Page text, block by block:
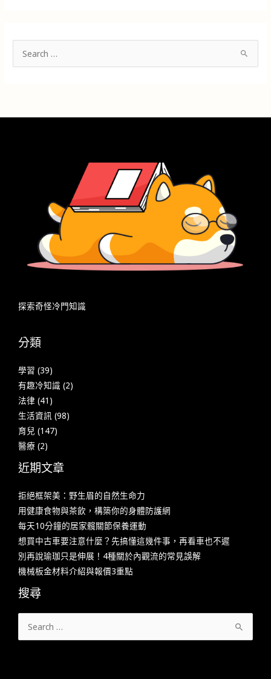
尋
字
探索奇怪冷門知識
分類
學習 (39)
有趣冷知識 (2)
法律 (41)
生活資訊 (98)
育兒 (147)
醫療 (2)
近期文章
拒絕框架美：野生眉的自然生命力
用健康食物與茶飲，構築你的身體防護網
每天10分鐘的居家髖關節保養運動
想買中古車要注意什麼？先搞懂這幾件事，再看車也不遲
別再說瑜珈只是伸展！4種關於內觀流的常見誤解
機械板金材料介紹與報價3重點
搜尋
尋